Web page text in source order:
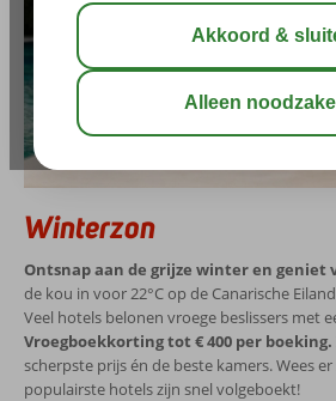
Winterzon
Ontsnap aan de grijze winter en geniet
de kou in voor 22°C op de Canarische
Veel hotels belonen vroege beslissers met
Vroegboekkorting tot € 400 per boeking.
scherpste prijs én de beste kamers. Wees
populairste hotels zijn snel volgeboekt!